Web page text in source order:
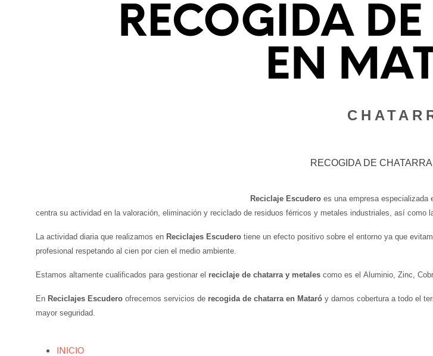
RECOGIDA
EN
RECOGIDA DE
Reciclaje Escudero es una empresa especializada
centra su actividad en la valoración, eliminación y reciclado de residuos férricos y metales industriales, así como
La actividad diaria que realizamos en Reciclajes Escudero tiene un efecto positivo sobre el entorno ya que
profesional respetando al cien por cien el medio ambiente.
Estamos altamente cualificados para gestionar el reciclaje de chatarra y metales como es el Aluminio, Zinc,
En Reciclajes Escudero ofrecemos servicios de recogida de chatarra en Mataró y damos cobertura a todo el
mayor seguridad.
INICIO